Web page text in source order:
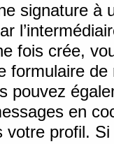
signature à
fois crée,
formulaire de
pouvez
en
votre profil.